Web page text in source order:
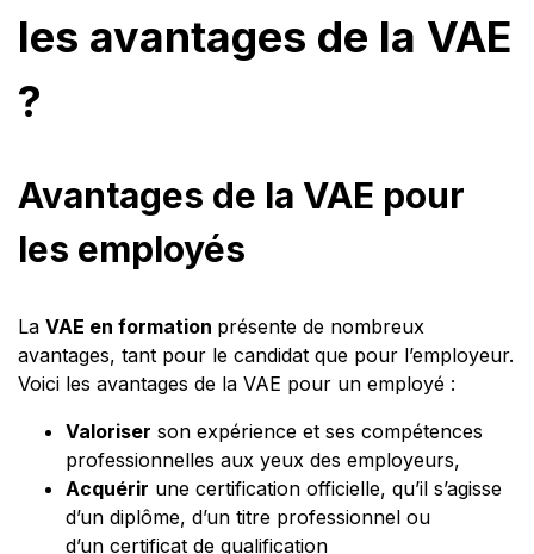
les avantages de la VAE
?
Avantages de la VAE pour
les employés
La VAE en formation présente de nombreux
avantages, tant pour le candidat que pour l’employeur.
Voici les avantages de la VAE pour un employé :
Valoriser son expérience et ses compétences
professionnelles aux yeux des employeurs,
Acquérir une certification officielle, qu’il s’agisse
d’un diplôme, d’un titre professionnel ou
d’un certificat de qualification